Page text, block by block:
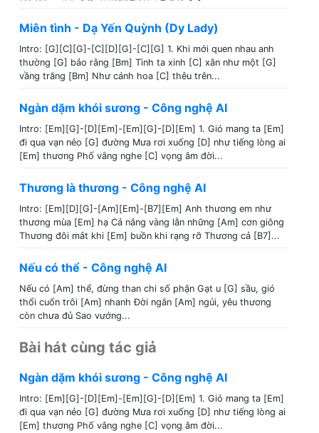
Miên tình - Dạ Yến Quỳnh (Dy Lady)
Intro: [G][C][G]-[C][D][G]-[C][G] 1. Khi mới quen nhau anh
thường [G] bảo rằng [Bm] Tình ta xinh [C] xắn như một [G]
vầng trăng [Bm] Như cánh hoa [C] thêu trên...
Ngàn dặm khói sương - Công nghệ AI
Intro: [Em][G]-[D][Em]-[Em][G]-[D][Em] 1. Gió mang ta [Em]
đi qua vạn nẻo [G] đường Mưa rơi xuống [D] như tiếng lòng ai
[Em] thương Phố vắng nghe [C] vọng âm đời...
Thương là thương - Công nghệ AI
Intro: [Em][D][G]-[Am][Em]-[B7][Em] Anh thương em như
thương mùa [Em] hạ Cả nắng vàng lẫn những [Am] cơn giông
Thương đôi mắt khi [Em] buồn khi rạng rỡ Thương cả [B7]...
Nếu có thể - Công nghệ AI
Nếu có [Am] thể, đừng than chi số phận Gạt u [G] sầu, gió
thổi cuốn trôi [Am] nhanh Đời ngắn [Am] ngủi, yêu thương
còn chưa đủ Sao vướng...
Bài hát cùng tác giả
Ngàn dặm khói sương - Công nghệ AI
Intro: [Em][G]-[D][Em]-[Em][G]-[D][Em] 1. Gió mang ta [Em]
đi qua vạn nẻo [G] đường Mưa rơi xuống [D] như tiếng lòng ai
[Em] thương Phố vắng nghe [C] vọng âm đời...